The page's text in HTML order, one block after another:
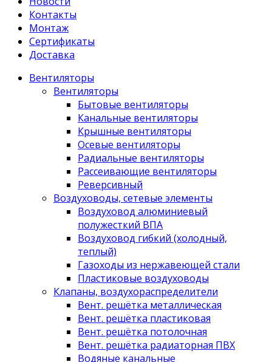
Контакты
Монтаж
Сертификаты
Доставка
Вентиляторы
Вентиляторы
Бытовые вентиляторы
Канальные вентиляторы
Крышные вентиляторы
Осевые вентиляторы
Радиальные вентиляторы
Рассеивающие вентиляторы
Реверсивный
Воздуховоды, сетевые элементы
Воздуховод алюминиевый
полужесткий ВПА
Воздуховод гибкий (холодный,
теплый)
Газоходы из нержавеющей стали
Пластиковые воздуховоды
Клапаны, воздухораспределители
Вент. решётка металлическая
Вент. решётка пластиковая
Вент. решётка потолочная
Вент. решётка радиаторная ПВХ
Водяные канальные